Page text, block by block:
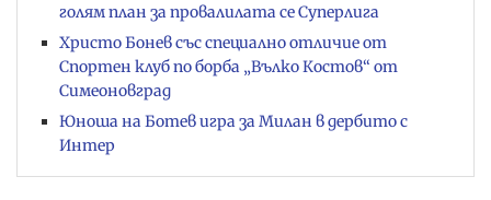
голям план за провалилата се Суперлига
Христо Бонев със специално отличие от
Спортен клуб по борба „Вълко Костов“ от
Симеоновград
Юноша на Ботев игра за Милан в дербито с
Интер